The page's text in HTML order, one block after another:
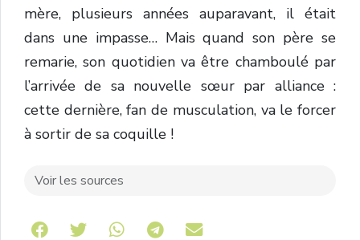
mère, plusieurs années auparavant, il était
dans une impasse… Mais quand son père se
remarie, son quotidien va être chamboulé par
l’arrivée de sa nouvelle sœur par alliance :
cette dernière, fan de musculation, va le forcer
à sortir de sa coquille !
Voir les sources
Share on Telegram